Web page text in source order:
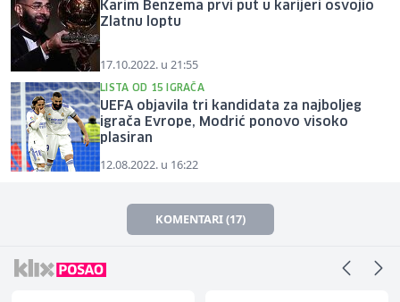
Karim Benzema prvi put u karijeri osvojio
Zlatnu loptu
17.10.2022. u 21:55
LISTA OD 15 IGRAČA
UEFA objavila tri kandidata za najboljeg
igrača Evrope, Modrić ponovo visoko
plasiran
12.08.2022. u 16:22
KOMENTARI (17)